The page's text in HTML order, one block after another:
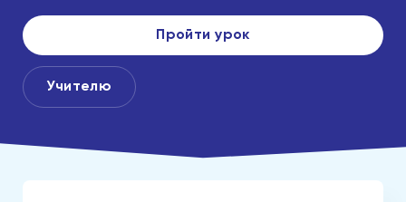
Пройти урок
Учителю